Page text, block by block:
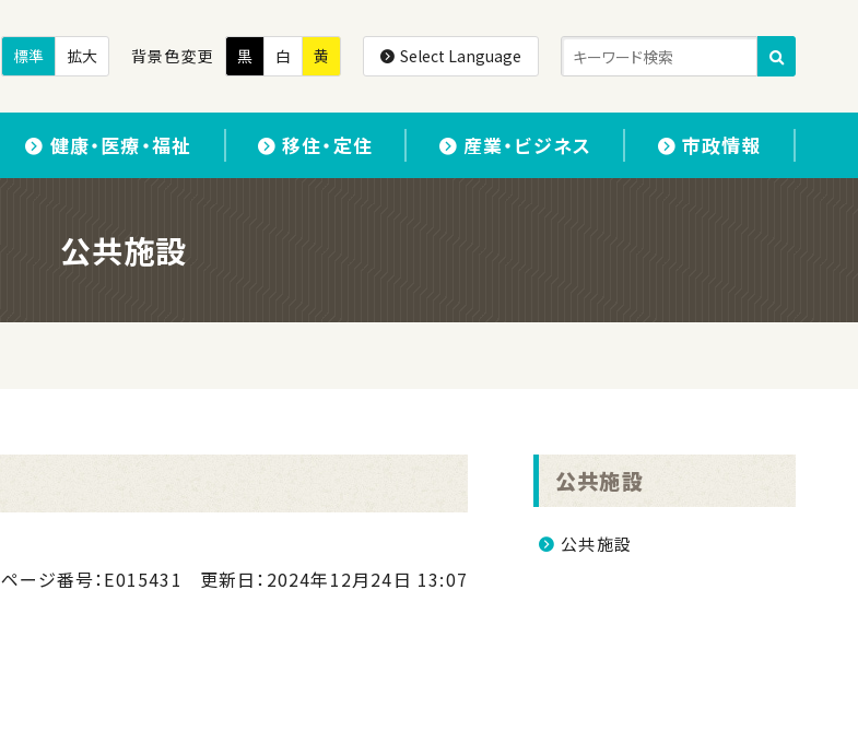
標準 拡大 背景色変更 黒 白 黄 Select Language
健康・医療・福祉 移住・定住 産業・ビジネス 市政情報
公共施設
ページ番号：E015431 更新日： 2024年12月24日 13:07
公共施設
公共施設